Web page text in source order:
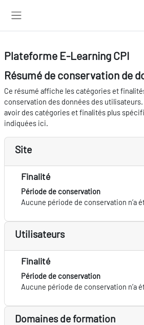
Plateforme E-Learning CPI
Résumé de conservation de
Ce résumé affiche les catégories et
conservation des données des
avoir des catégories et finalités plus
indiquées ici.
Site
Finalité
Période de conservation
Aucune période de conservation n’a
Utilisateurs
Finalité
Période de conservation
Aucune période de conservation n’a
Domaines de formation